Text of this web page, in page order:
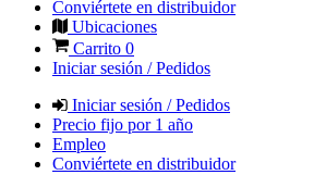
Conviértete en distribuidor
Ubicaciones
Carrito 0
Iniciar sesión / Pedidos
Iniciar sesión / Pedidos
Precio fijo por 1 año
Empleo
Conviértete en distribuidor